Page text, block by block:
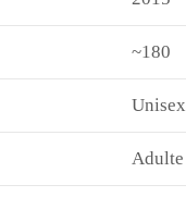
~180
Adulte